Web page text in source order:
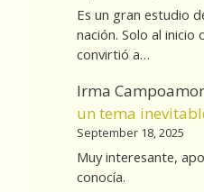
Es un gran estudio
nación. Solo al inicio
convirtió a…
Irma Campoamor
un tema
September 18, 2025
Muy interesante,
conocía.